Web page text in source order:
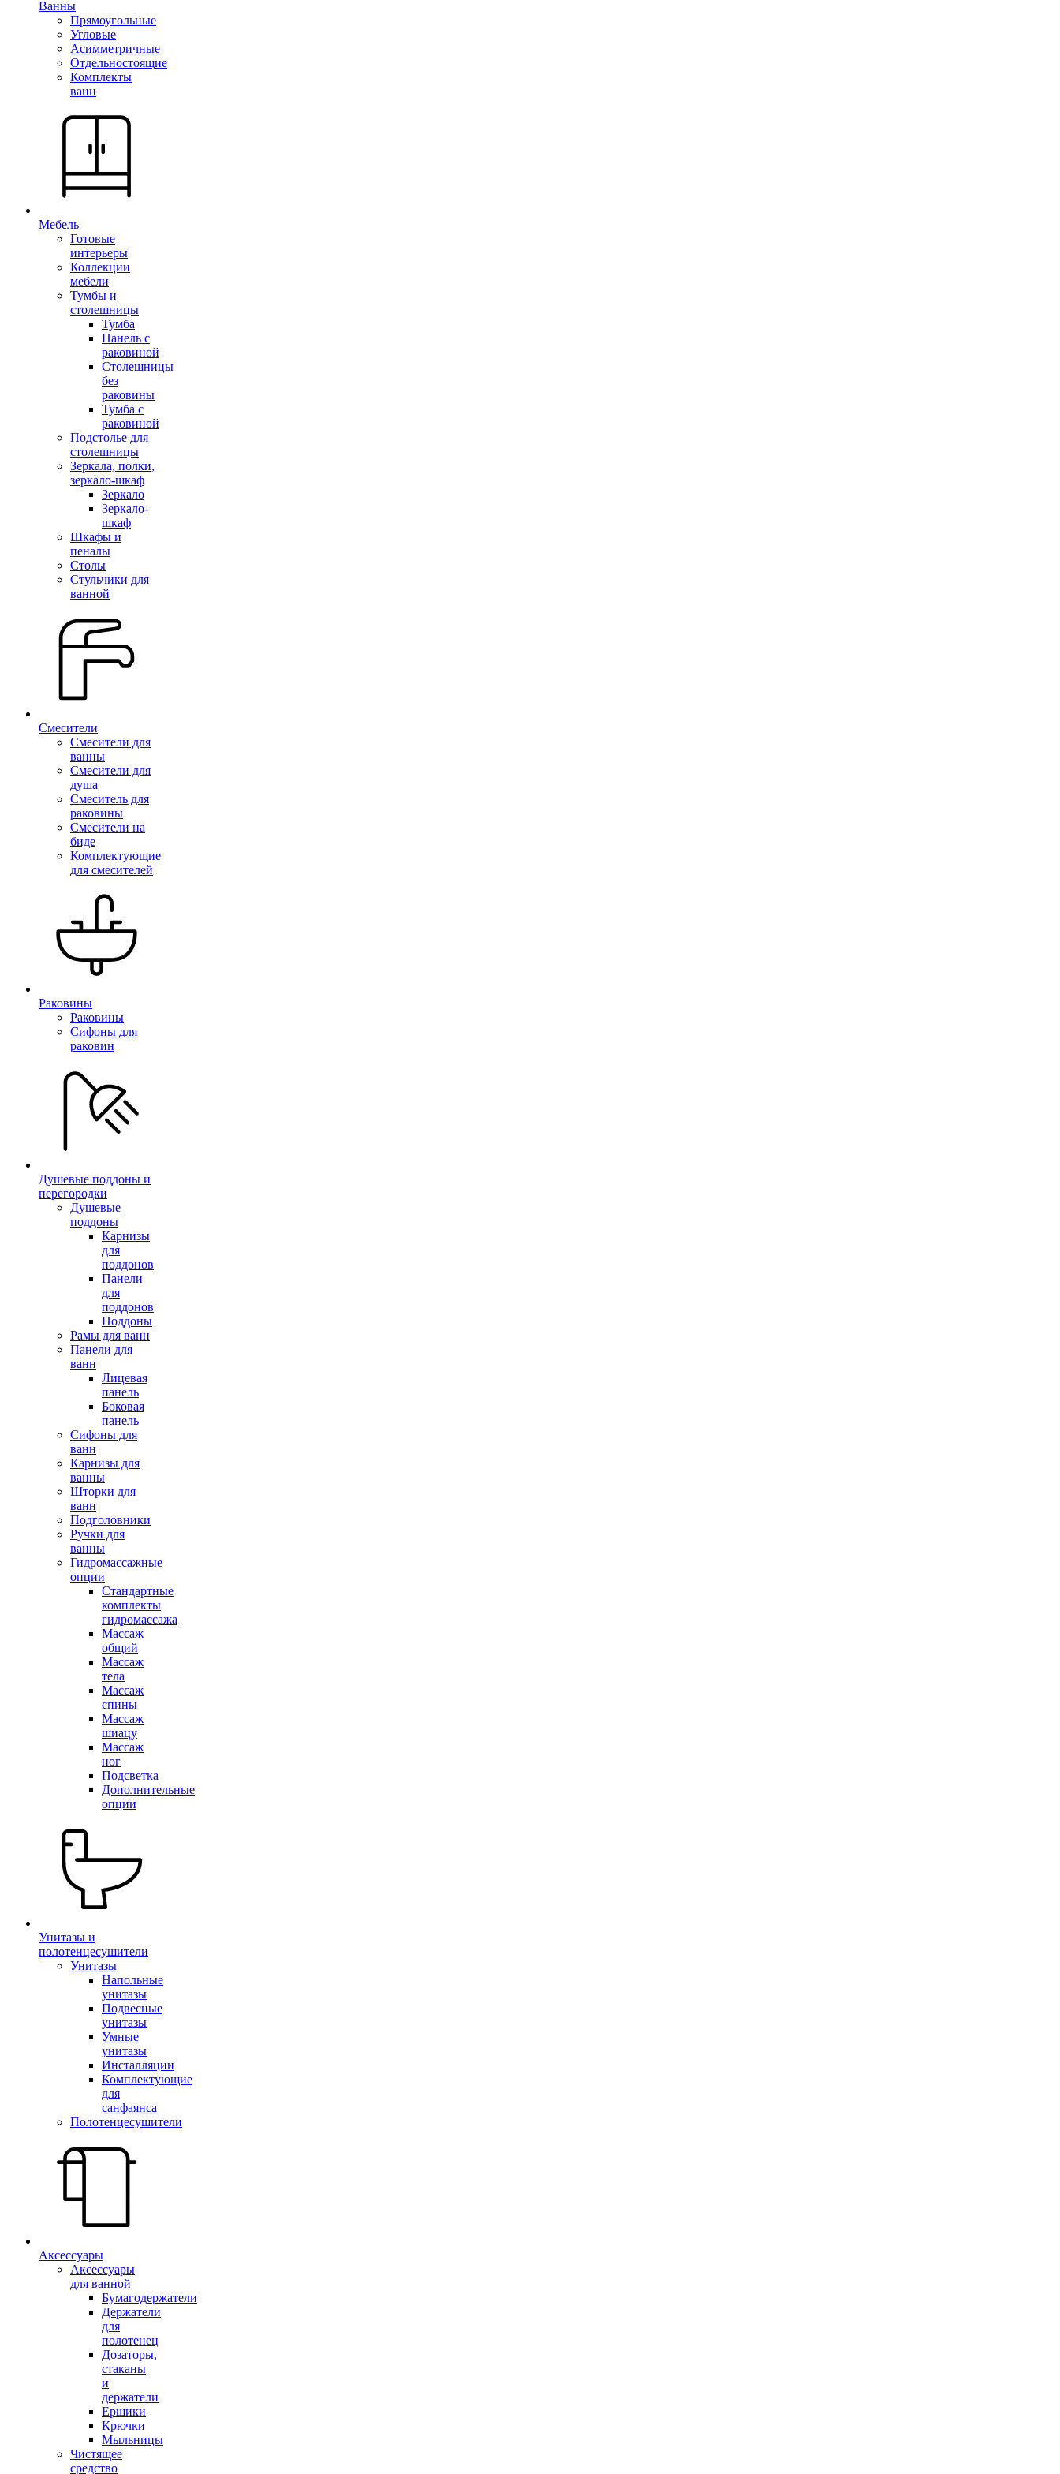
Ванны
Прямоугольные
Угловые
Асимметричные
Отдельностоящие
Комплекты
ванн
Мебель
Готовые
интерьеры
Коллекции
мебели
Тумбы и
столешницы
Тумба
Панель с
раковиной
Столешницы
без
раковины
Тумба с
раковиной
Подстолье для
столешницы
Зеркала, полки,
зеркало-шкаф
Зеркало
Зеркало-
шкаф
Шкафы и
пеналы
Столы
Стульчики для
ванной
Смесители
Смесители для
ванны
Смесители для
душа
Смеситель для
раковины
Смесители на
биде
Комплектующие
для смесителей
Раковины
Раковины
Сифоны для
раковин
Душевые поддоны и
перегородки
Душевые
поддоны
Карнизы
для
поддонов
Панели
для
поддонов
Поддоны
Рамы для ванн
Панели для
ванн
Лицевая
панель
Боковая
панель
Сифоны для
ванн
Карнизы для
ванны
Шторки для
ванн
Подголовники
Ручки для
ванны
Гидромассажные
опции
Стандартные
комплекты
гидромассажа
Массаж
общий
Массаж
тела
Массаж
спины
Массаж
шиацу
Массаж
ног
Подсветка
Дополнительные
опции
Унитазы и
полотенцесушители
Унитазы
Напольные
унитазы
Подвесные
унитазы
Умные
унитазы
Инсталляции
Комплектующие
для
санфаянса
Полотенцесушители
Аксессуары
Аксессуары
для ванной
Бумагодержатели
Держатели
для
полотенец
Дозаторы,
стаканы
и
держатели
Ершики
Крючки
Мыльницы
Чистящее
средство